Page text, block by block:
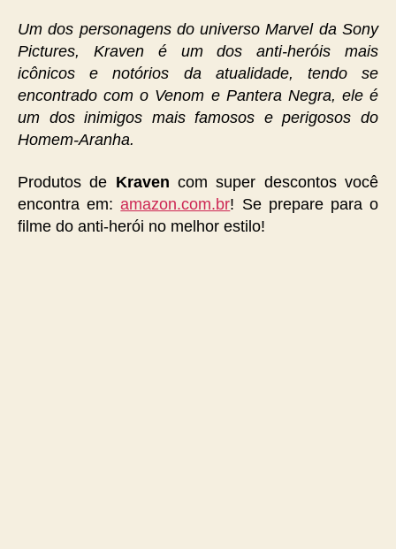
Um dos personagens do universo Marvel da Sony
Pictures, Kraven é um dos anti-heróis mais
icônicos e notórios da atualidade, tendo se
encontrado com o Venom e Pantera Negra, ele é
um dos inimigos mais famosos e perigosos do
Homem-Aranha.
Produtos de Kraven com super descontos você
encontra em:amazon.com.br! Se prepare para o
filme do anti-herói no melhor estilo!